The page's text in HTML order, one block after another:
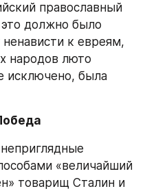
православный
должно было
к евреям,
народов люто
исключено, была
«величайший
товарищ Сталин и